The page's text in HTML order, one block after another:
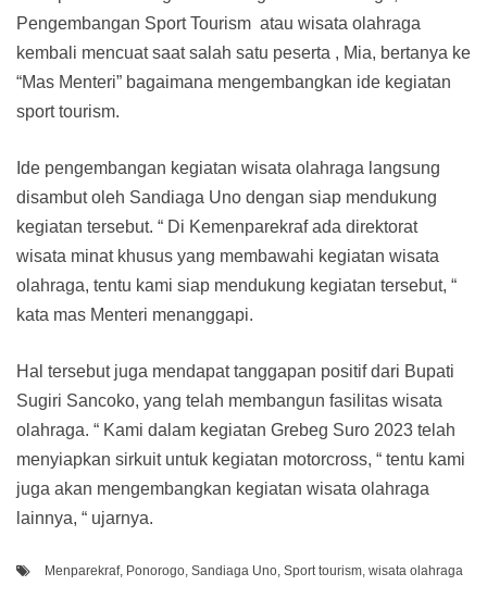
Pengembangan Sport Tourism atau wisata olahraga
kembali mencuat saat salah satu peserta , Mia, bertanya ke
“Mas Menteri” bagaimana mengembangkan ide kegiatan
sport tourism.
Ide pengembangan kegiatan wisata olahraga langsung
disambut oleh Sandiaga Uno dengan siap mendukung
kegiatan tersebut. “ Di Kemenparekraf ada direktorat
wisata minat khusus yang membawahi kegiatan wisata
olahraga, tentu kami siap mendukung kegiatan tersebut, “
kata mas Menteri menanggapi.
Hal tersebut juga mendapat tanggapan positif dari Bupati
Sugiri Sancoko, yang telah membangun fasilitas wisata
olahraga. “ Kami dalam kegiatan Grebeg Suro 2023 telah
menyiapkan sirkuit untuk kegiatan motorcross, “ tentu kami
juga akan mengembangkan kegiatan wisata olahraga
lainnya, “ ujarnya.
Menparekraf, Ponorogo Sandiaga Uno Sport tourism wisata olahraga